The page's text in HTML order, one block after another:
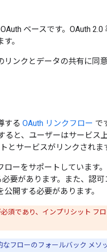
ベースです。OAuth
。
ンクとデータの共有に同
する OAuth リンクフロー で
ると、ユーザーはサービス
とサービスがリンクされま
ーをサポートしています
要があります。また、認
開する必要があります。
須であり、インプリシット フ
フローのフォールバック メソ